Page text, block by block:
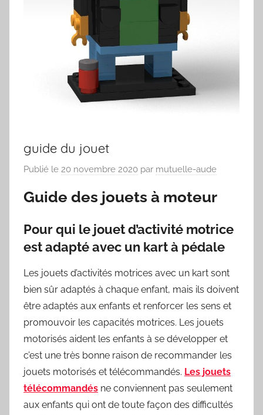
guide du jouet
Publié le 20 novembre 2020 par mutuelle-aude
Guide des jouets à moteur
Pour qui le jouet d’activité motrice
est adapté avec un kart à pédale
Les jouets d’activités motrices avec un kart sont
bien sûr adaptés à chaque enfant, mais ils doivent
être adaptés aux enfants et renforcer les sens et
promouvoir les capacités motrices. Les jouets
motorisés aident les enfants à se développer et
c’est une très bonne raison de recommander les
jouets motorisés et télécommandés. Les jouets
télécommandés ne conviennent pas seulement
aux enfants qui ont de toute façon des difficultés